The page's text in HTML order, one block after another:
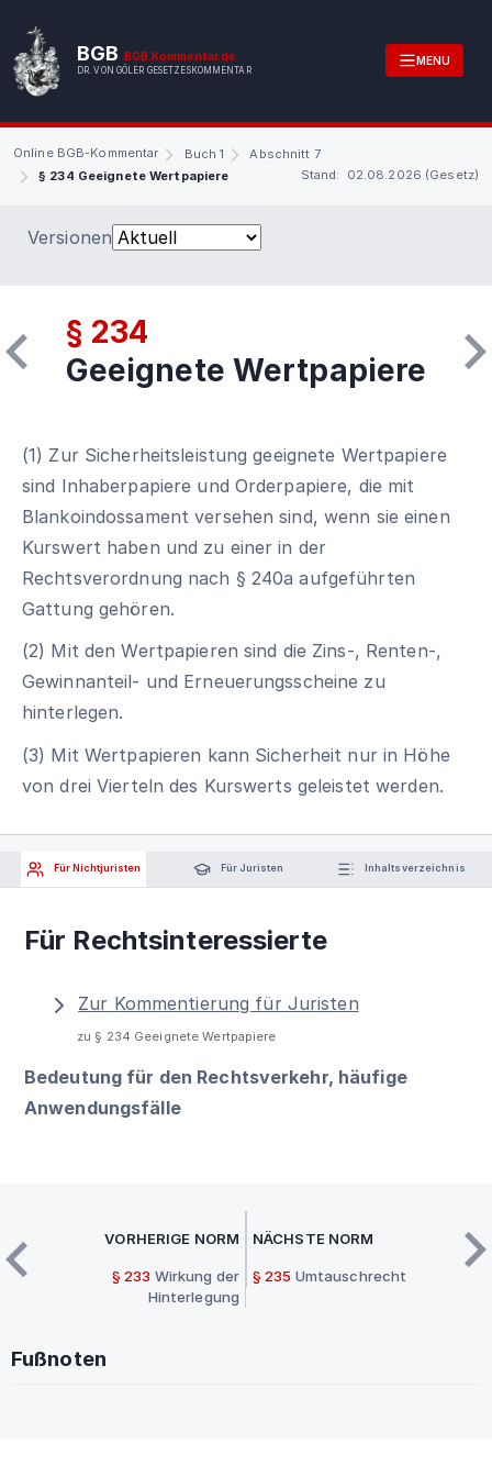
BGB BGB.Kommentar.de
DR. VON GÖLER GESETZESKOMMENTAR
MENU
Online BGB-Kommentar Buch 1
Abschnitt 7
§ 234 Geeignete Wertpapiere
Stand: 02.08.2026 (Gesetz)
Versionen
§ 234
Geeignete Wertpapiere
(1) Zur Sicherheitsleistung geeignete Wertpapiere
sind Inhaberpapiere und Orderpapiere, die mit
Blankoindossament versehen sind, wenn sie einen
Kurswert haben und zu einer in der
Rechtsverordnung nach § 240a aufgeführten
Gattung gehören.
(2) Mit den Wertpapieren sind die Zins-, Renten-,
Gewinnanteil- und Erneuerungsscheine zu
hinterlegen.
(3) Mit Wertpapieren kann Sicherheit nur in Höhe
von drei Vierteln des Kurswerts geleistet werden.
Für Nichtjuristen Für Juristen Inhaltsverzeichnis
Für Rechtsinteressierte
Zur Kommentierung für Juristen
zu § 234 Geeignete Wertpapiere
Bedeutung für den Rechtsverkehr, häufige
Anwendungsfälle
VORHERIGE NORM
§ 233 Wirkung der
Hinterlegung
NÄCHSTE NORM
§ 235 Umtauschrecht
Fußnoten